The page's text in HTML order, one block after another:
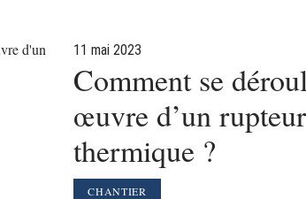
11 mai 2023
Comment se
œuvre d’un
thermique ?
CHANTIER